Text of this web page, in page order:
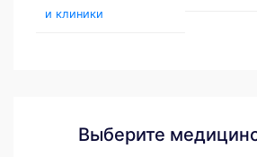
и клиники
Выберите